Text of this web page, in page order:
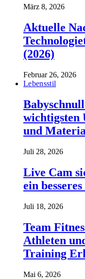
März 8, 2026
Aktuelle
(2026)
Februar 26, 2026
Lebensstil
wichtigsten
und
Juli 28, 2026
Live Cam
ein
Juli 18, 2026
Team
Athleten
Training
Mai 6, 2026